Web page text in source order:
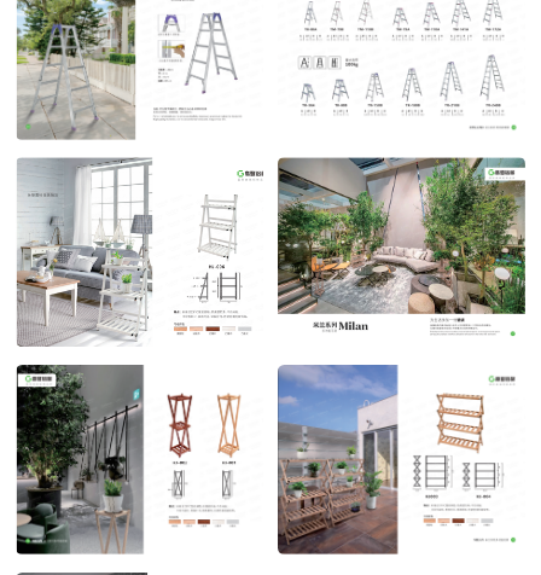
POST TIME:2023-04-27 POST TIME:2023-04-27
芬兰系列 时尚家用梯
POST TIME:2023-04-27
芬兰系列时尚家用梯2
POST TIME:2023-04-27
米兰系列 三层花架
POST TIME:2023-04-27
米兰系列 多功能花架
POST TIME:2023-04-27